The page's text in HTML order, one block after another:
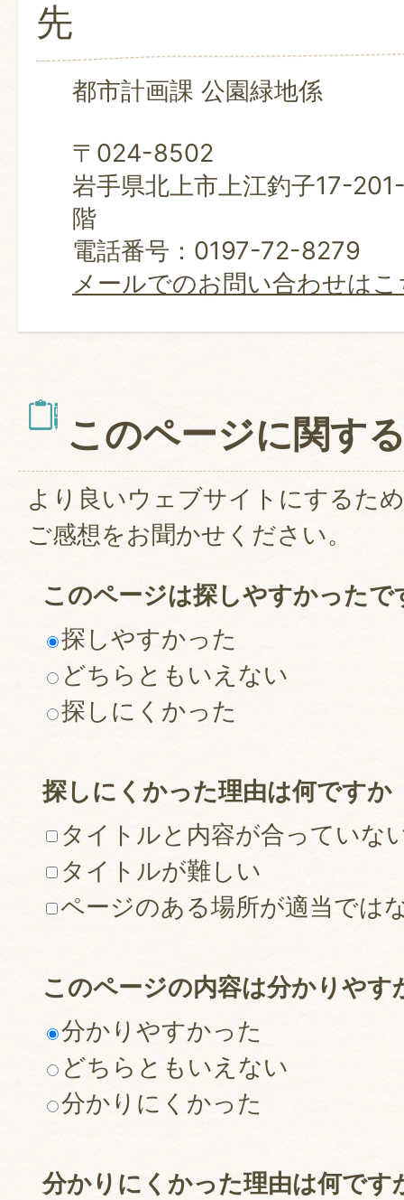
先
都市計画課 公園緑地係
〒024-8502
岩手県北上市上江釣子17-
階
電話番号：0197-72-8279
メールでのお問い合わせは
このページに関す
より良いウェブサイトにするた
ご感想をお聞かせください。
このページは探しやすかったで
探しやすかった
どちらともいえない
探しにくかった
探しにくかった理由は何ですか
タイトルと内容が合っていな
タイトルが難しい
ページのある場所が適当では
このページの内容は分かりやす
分かりやすかった
どちらともいえない
分かりにくかった
分かりにくかった理由は何です